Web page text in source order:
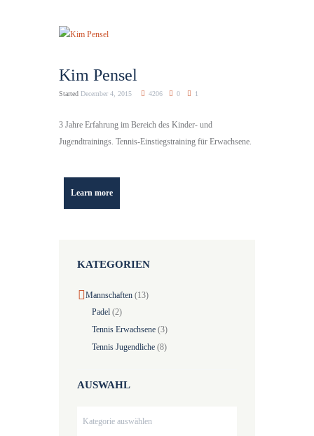
Kim Pensel
Started December 4, 2015 4206 0 1
3 Jahre Erfahrung im Bereich des Kinder- und
Jugendtrainings. Tennis-Einstiegstraining für Erwachsene.
Learn more
KATEGORIEN
Mannschaften (13)
Padel(2)
Tennis Erwachsene(3)
Tennis Jugendliche(8)
AUSWAHL